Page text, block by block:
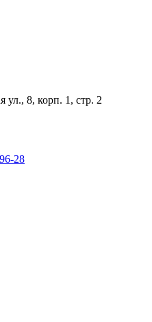
ул., 8, корп. 1, стр. 2
28